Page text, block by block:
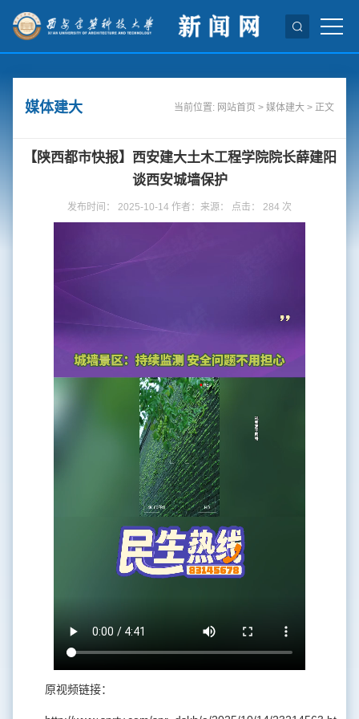
媒体建大 当前位置: 网站首页 >媒体建大 > 正文
【陕西都市快报】西安建大土木工程学院院长薛建阳
谈西安城墙保护
发布时间： 2025-10-14 作者：来源： 点击： 284 次
原视频链接：